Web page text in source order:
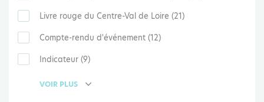
Livre rouge du Centre-Val de Loire (21)
Compte-rendu d'événement (12)
Indicateur (9)
VOIR PLUS